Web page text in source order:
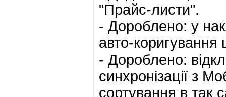
"Прайс-листи".
- Дороблено: у
авто-коригування
- Дороблено:
синхронізації з
сортування в так